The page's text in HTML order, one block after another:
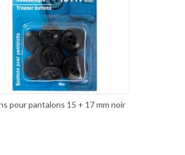
pour pantalons 15 + 17 mm noir